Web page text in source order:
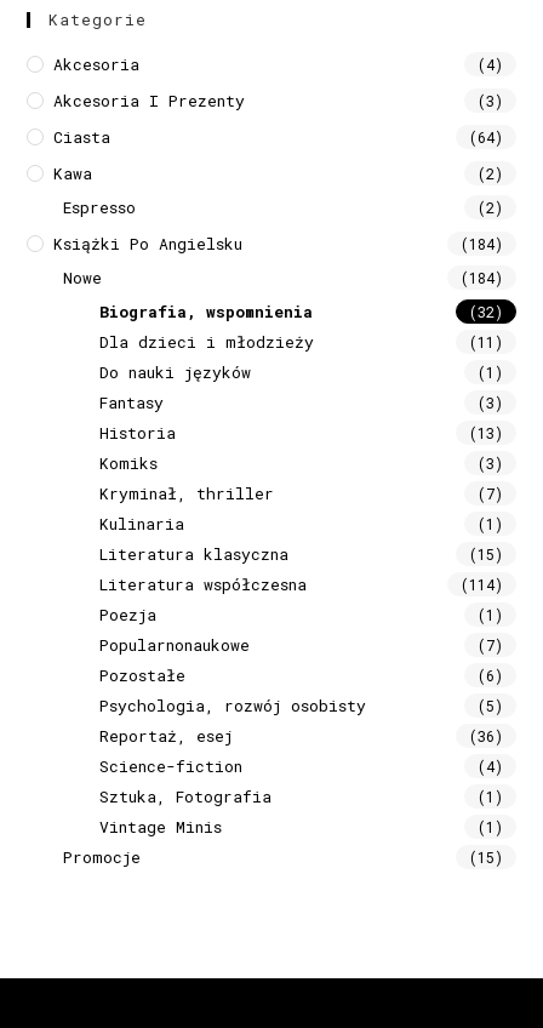
Kategorie
Akcesoria (4)
Akcesoria I Prezenty (3)
Ciasta (64)
Kawa (2)
Espresso (2)
Książki Po Angielsku (184)
Nowe (184)
Biografia, wspomnienia (32)
Dla dzieci i młodzieży (11)
Do nauki języków (1)
Fantasy (3)
Historia (13)
Komiks (3)
Kryminał, thriller (7)
Kulinaria (1)
Literatura klasyczna (15)
Literatura współczesna (114)
Poezja (1)
Popularnonaukowe (7)
Pozostałe (6)
Psychologia, rozwój osobisty (5)
Reportaż, esej (36)
Science-fiction (4)
Sztuka, Fotografia (1)
Vintage Minis (1)
Promocje (15)